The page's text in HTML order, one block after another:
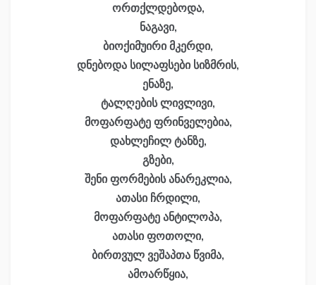
ორთქლდებოდა,
ნაგავი,
ბიოქიმუირი მკერდი,
დნებოდა სილაფსები სიზმრის,
ენაზე,
ტალღების ლივლივი,
მოფარფატე ფრინველებია,
დახლეჩილ ტანზე,
გზები,
შენი ფორმების ანარეკლია,
ათასი ჩრდილი,
მოფარფატე ანტილოპა,
ათასი ფოთოლი,
ბირთვულ ვეშაპთა წვიმა,
ამოარწყია,